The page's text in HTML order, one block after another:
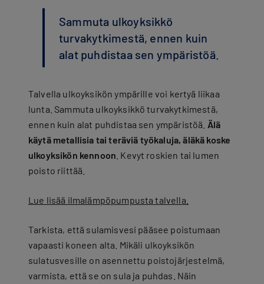
Sammuta ulkoyksikkö
turvakytkimestä, ennen kuin
alat puhdistaa sen ympäristöä.
Talvella ulkoyksikön ympärille voi kertyä liikaa
lunta. Sammuta ulkoyksikkö turvakytkimestä,
ennen kuin alat puhdistaa sen ympäristöä. Älä
käytä metallisia tai teräviä työkaluja, äläkä koske
ulkoyksikön kennoon . Kevyt roskien tai lumen
poisto riittää.
Lue lisää ilmalämpöpumpusta talvella.
Tarkista, että sulamisvesi pääsee poistumaan
vapaasti koneen alta. Mikäli ulkoyksikön
sulatusvesille on asennettu poistojärjestelmä,
varmista, että se on sula ja puhdas. Näin